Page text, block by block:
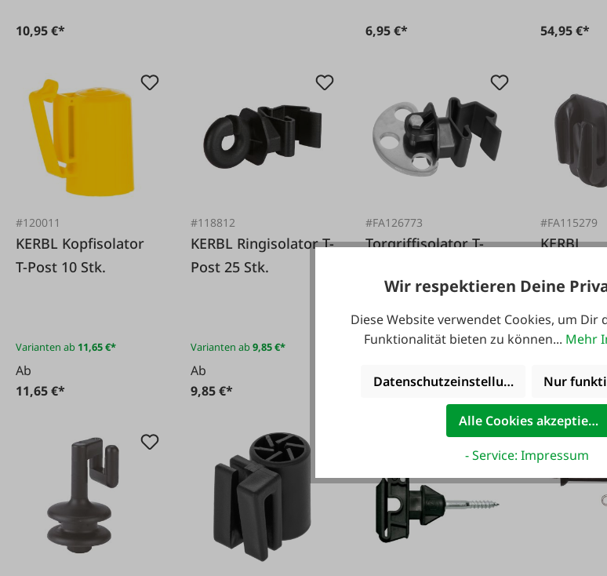
10,95 €* 6,95 €* 54,95 €*
#120011
KERBL Kopfisolator
T-Post 10 Stk.
Varianten ab 11,65 €*
Ab
11,65 €*
#118812
KERBL Ringisolator T-
Post 25 Stk.
Varianten ab9,85 €*
Ab
9,85 €*
#FA126773
Torgriffisolator T-
7,15 €*
#FA115279
KERBL
Wir respektieren Deine
Diese Website verwendet Cookies, um Dir
Funktionalität bieten zu können... Mehr
Datenschutzeinstellungen Nur
Alle Cookies akzeptieren
- Service: Impressum